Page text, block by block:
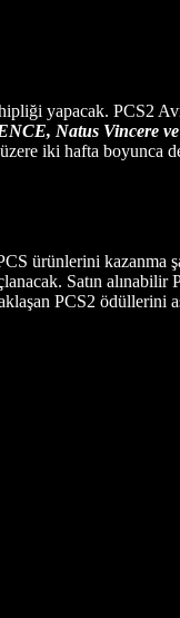
yapacak. PCS2
Natus Vincere
iki hafta
ürünlerini
Satın alınabilir
PCS2 ödüllerini